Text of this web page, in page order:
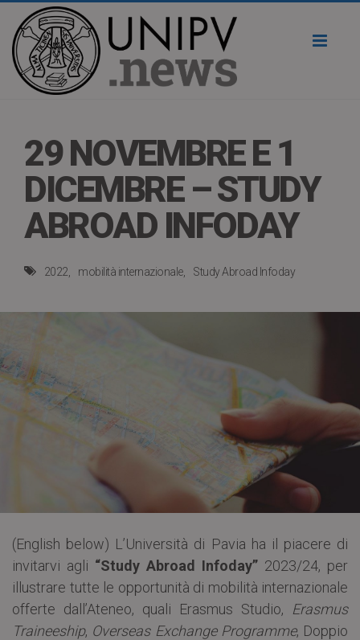
29 NOVEMBRE E 1
DICEMBRE – STUDY
ABROAD INFODAY
2022 mobilità internazionale Study Abroad Infoday
(English below) L’Università di Pavia ha il piacere di
invitarvi agli “Study Abroad Infoday” 2023/24, per
illustrare tutte le opportunità di mobilità internazionale
offerte dall’Ateneo, quali Erasmus Studio, Erasmus
Traineeship, Overseas Exchange Programme, Doppio